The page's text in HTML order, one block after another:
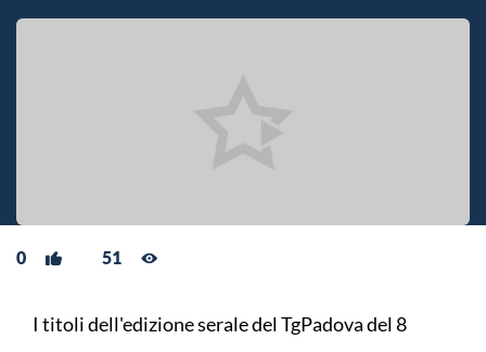
0 51
I titoli dell'edizione serale del TgPadova del 8